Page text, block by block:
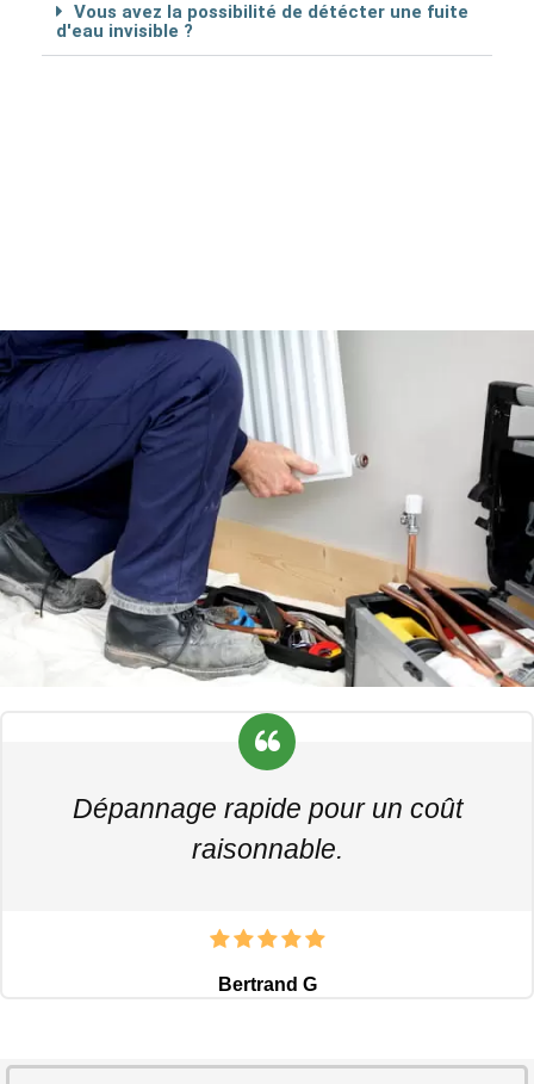
Vous avez la possibilité de détécter une fuite
d'eau invisible ?
Dépannage rapide pour un coût
raisonnable.
Bertrand G